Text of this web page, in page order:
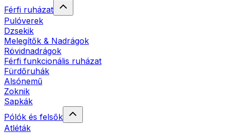
Férfi ruházat
Pulóverek
Dzsekik
Melegítők & Nadrágok
Rövidnadrágok
Férfi funkcionális ruházat
Fürdőruhák
Alsónemű
Zoknik
Sapkák
Pólók és felsők
Atléták